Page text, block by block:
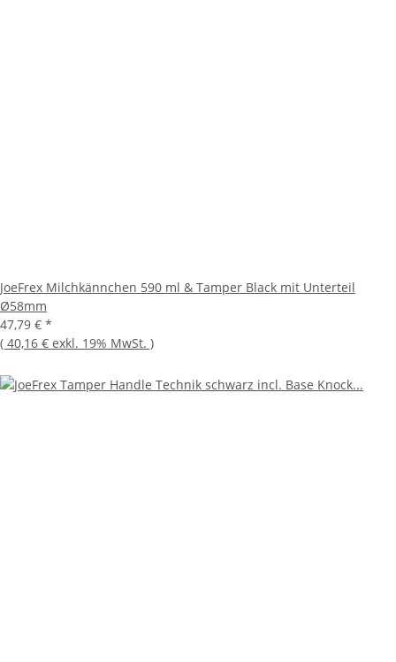
JoeFrex Milchkännchen 590 ml & Tamper Black mit Unterteil
Ø58mm
47,79 € *
( 40,16 € exkl. 19% MwSt. )